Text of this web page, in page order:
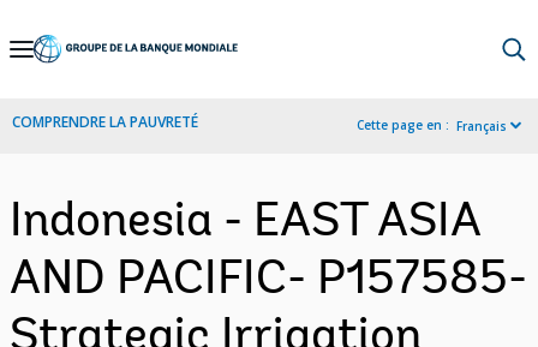
Skip
Navigation
COMPRENDRE LA PAUVRETÉ Cette page en : Français
Indonesia - EAST ASIA
AND PACIFIC- P157585-